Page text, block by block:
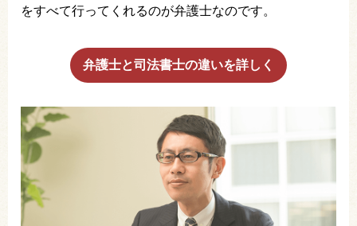
をすべて行ってくれるのが弁護士なのです。
弁護士と司法書士の違いを詳しく